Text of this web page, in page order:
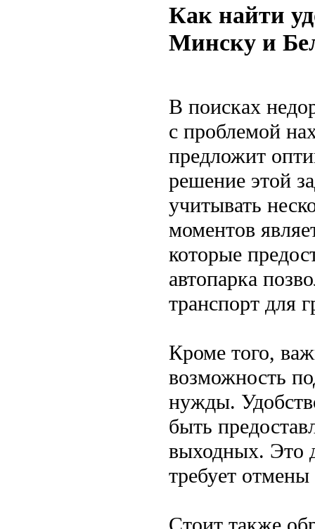
Как найти
Минску и
В поисках
с проблемой
предложит
решение этой
учитывать
моментов
которые
автопарка
транспорт для
Кроме того,
возможность
нужды.
быть
выходных. Это
требует